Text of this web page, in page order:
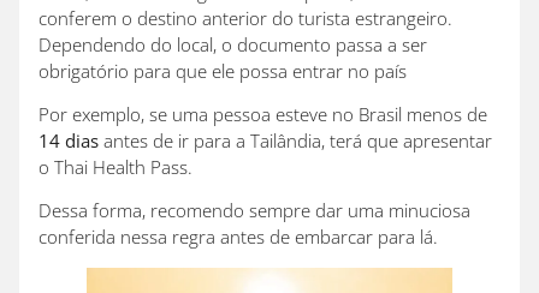
conferem o destino anterior do turista estrangeiro.
Dependendo do local, o documento passa a ser
obrigatório para que ele possa entrar no país
Por exemplo, se uma pessoa esteve no Brasil menos de
14 dias antes de ir para a Tailândia, terá que apresentar
o Thai Health Pass.
Dessa forma, recomendo sempre dar uma minuciosa
conferida nessa regra antes de embarcar para lá.